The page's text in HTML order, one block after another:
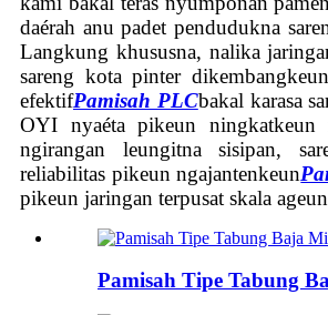
daérah anu padet pendudukna
Langkung khususna, nalika
sareng kota pinter
efektifPamisah PLCbakal karasa
OYI nyaéta pikeun ningkatkeun
ngirangan leungitna sisipan,
reliabilitas pikeun ngajantenkeun
pikeun jaringan terpusat skala
Pamisah Tipe Tabung